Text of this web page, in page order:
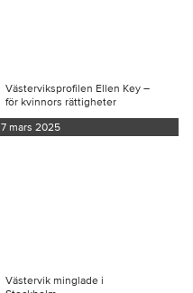
Västerviksprofilen Ellen Key –
för kvinnors rättigheter
7 mars 2025
Västervik minglade i